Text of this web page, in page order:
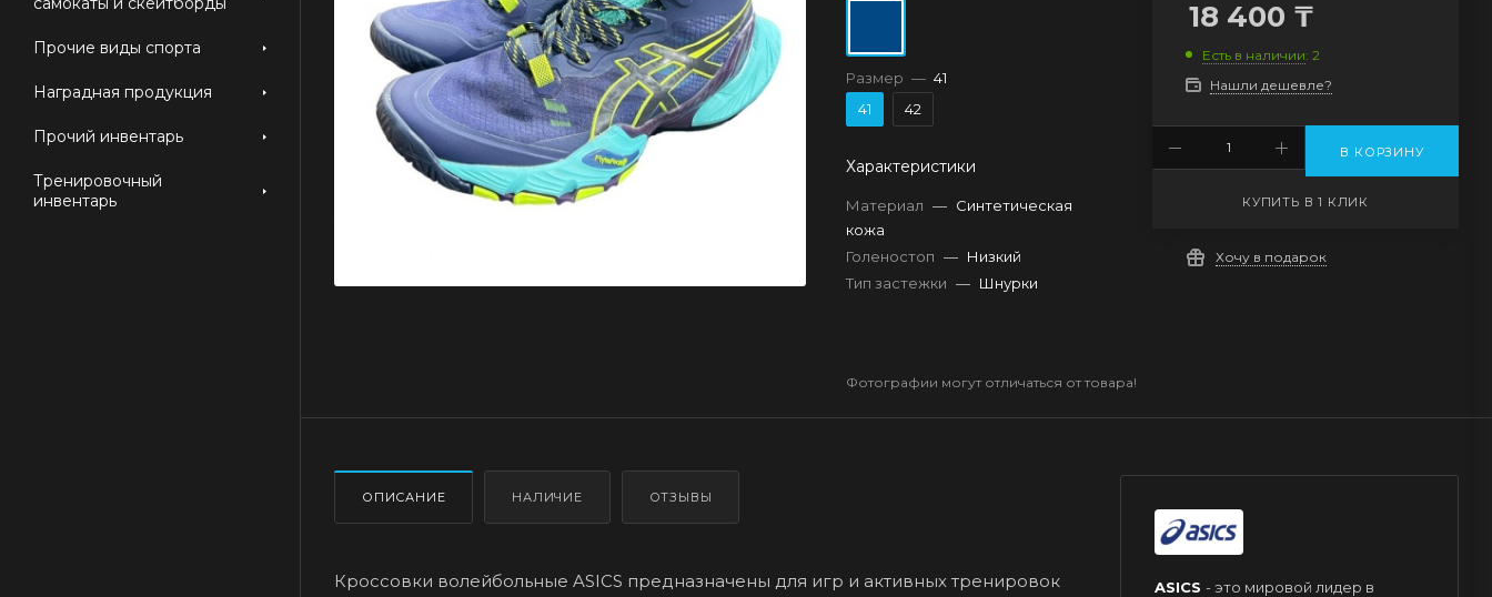
Прочие виды спорта
Наградная продукция
Прочий инвентарь
Тренировочный
инвентарь
Размер — 41
41
42
Характеристики
Материал — Синтетическая
кожа
Голеностоп — Низкий
Тип застежки — Шнурки
18 400 ₸
Есть в наличии: 2
Нашли дешевле?
В КОРЗИНУ
КУПИТЬ В 1 КЛИК
Хочу в подарок
Фотографии могут отличаться от товара!
ОПИСАНИЕ НАЛИЧИЕ ОТЗЫВЫ
Кроссовки волейбольные ASICS предназначены для игр и активных тренировок
ASICS - это мировой лидер в